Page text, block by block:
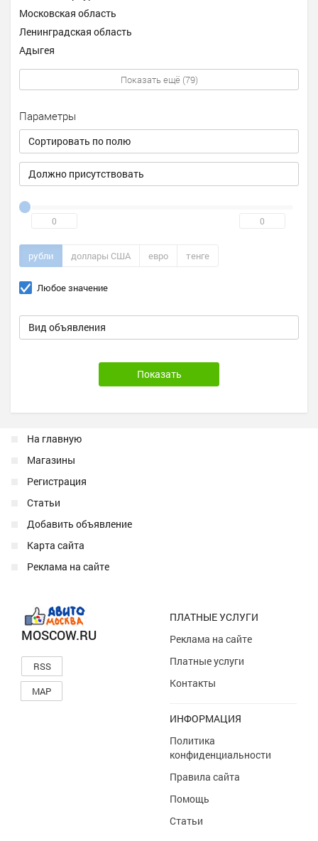
Московская область
Ленинградская область
Адыгея
Показать ещё (79)
Параметры
Сортировать по полю
Должно присутствовать
рубли доллары США евро тенге
Любое значение
Вид объявления
На главную
Магазины
Регистрация
Статьи
Добавить объявление
Карта сайта
Реклама на сайте
MOSCOW.RU
RSS
MAP
ПЛАТНЫЕ УСЛУГИ
Реклама на сайте
Платные услуги
Контакты
ИНФОРМАЦИЯ
Политика
конфиденциальности
Правила сайта
Помощь
Статьи